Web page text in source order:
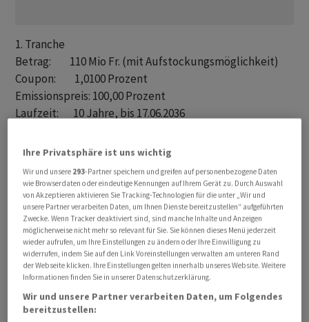
1. Tranche
Betrag:         110 Mio Fr. (mit Aufstockungsmöglichkeit)
Coupon:         1,0100 Prozent
Emissionspreis: 100,00 Prozent
Laufzeit:       10 Jahre, bis 17.06.2036
Spread (MS):    +37 BP
Spread (Gov):   +60 BP
ISIN:           CH1564488729
Rating:         Aa2/AA-/AA (Moody's/S&P/Fitch)
Kotierung:      SIX, ab 15.06.2026
2. Tranche
Betrag:         135 Mio Fr. (mit Aufstockungsmöglichkeit)
Emissionspreis: 100,00 Prozent
Ihre Privatsphäre ist uns wichtig
Wir und unsere 293-Partner speichern und greifen auf personenbezogene Daten
wie Browserdaten oder eindeutige Kennungen auf Ihrem Gerät zu. Durch Auswahl
von Akzeptieren aktivieren Sie Tracking-Technologien für die unter „Wir und
unsere Partner verarbeiten Daten, um Ihnen Dienste bereitzustellen“ aufgeführten
Zwecke. Wenn Tracker deaktiviert sind, sind manche Inhalte und Anzeigen
möglicherweise nicht mehr so relevant für Sie. Sie können dieses Menü jederzeit
wieder aufrufen, um Ihre Einstellungen zu ändern oder Ihre Einwilligung zu
widerrufen, indem Sie auf den Link Voreinstellungen verwalten am unteren Rand
der Webseite klicken. Ihre Einstellungen gelten innerhalb unseres Website. Weitere
Informationen finden Sie in unserer Datenschutzerklärung.
Wir und unsere Partner verarbeiten Daten, um Folgendes
bereitzustellen: